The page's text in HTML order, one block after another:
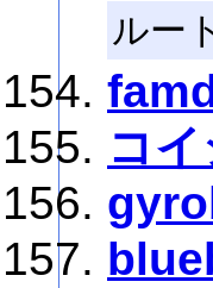
ルー
コ